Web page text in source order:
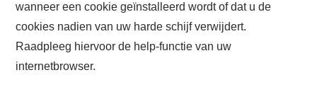
wanneer een cookie geïnstalleerd wordt of dat u de
cookies nadien van uw harde schijf verwijdert.
Raadpleeg hiervoor de help-functie van uw
internetbrowser.